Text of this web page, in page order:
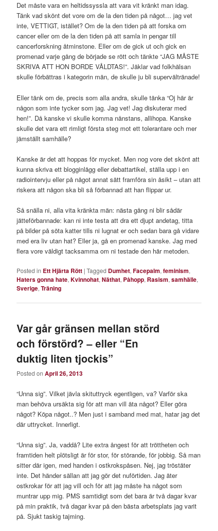
Det måste vara en heltidssyssla att vara vit kränkt man idag.
Tänk vad skönt det vore om de la den tiden på något… jag vet
inte, VETTIGT, istället? Om de la den tiden på att forska om
cancer eller om de la den tiden på att samla in pengar till
cancerforskning åtminstone. Eller om de gick ut och gick en
promenad varje gång de började se rött och tänkte “JAG MÅSTE
SKRIVA ATT HON BORDE VÅLDTAS!”. Jäklar vad folkhälsan
skulle förbättras i kategorin män, de skulle ju bli supervältränade!
Eller tänk om de, precis som alla andra, skulle tänka “Oj här är
någon som inte tycker som jag. Jag vet! Jag diskuterar med
hen!”. Då kanske vi skulle komma nånstans, allihopa. Kanske
skulle det vara ett rimligt första steg mot ett tolerantare och mer
jämställt samhälle?
Kanske är det att hoppas för mycket. Men nog vore det skönt att
kunna skriva ett blogginlägg eller debattartikel, ställa upp i en
radiointervju eller på något annat sätt framföra sin åsikt – utan att
riskera att någon ska bli så förbannad att han flippar ur.
Så snälla ni, alla vita kränkta män: nästa gång ni blir sådär
jätteförbannade: kan ni inte testa att dra ett djupt andetag, titta
på bilder på söta katter tills ni lugnat er och sedan bara gå vidare
med era liv utan hat? Eller ja, gå en promenad kanske. Jag med
flera vore väldigt tacksamma om ni testade den här metoden.
Posted in Ett Hjärta Rött |Tagged Dumhet,Facepalm,feminism,
Haters gonna hate,Kvinnohat,Näthat, Påhopp, Rasism,samhälle,
Sverige,Träning
Var går gränsen mellan störd
och förstörd? – eller “En
duktig liten tjockis”
Posted onApril 26, 2013
“Unna sig”. Vilket jävla skituttryck egentligen, va? Varför ska
man behöva ursäkta sig för att man vill äta något? Eller göra
något? Köpa något..? Men just i samband med mat, hatar jag det
där uttrycket. Innerligt.
“Unna sig”. Ja, vaddå? Lite extra ångest för att tröttheten och
framtiden helt plötsligt är för stor, för störande, för jobbig. Så man
sitter där igen, med handen i ostkrokspåsen. Nej, jag tröstäter
inte. Det händer sällan att jag gör det nuförtiden. Jag äter
ostkrokar för att jag vill och för att jag måste ha något som
muntrar upp mig. PMS samtidigt som det bara är två dagar kvar
på min praktik, två dagar kvar på den bästa arbetsplats jag varit
på. Sjukt taskig tajming.